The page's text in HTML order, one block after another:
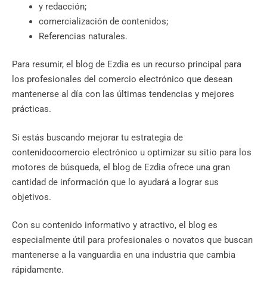
y redacción;
comercialización de contenidos;
Referencias naturales.
Para resumir, el blog de Ezdia es un recurso principal para
los profesionales del comercio electrónico que desean
mantenerse al día con las últimas tendencias y mejores
prácticas.
Si estás buscando mejorar tu estrategia de
contenidocomercio electrónico u optimizar su sitio para los
motores de búsqueda, el blog de Ezdia ofrece una gran
cantidad de información que lo ayudará a lograr sus
objetivos.
Con su contenido informativo y atractivo, el blog es
especialmente útil para profesionales o novatos que buscan
mantenerse a la vanguardia en una industria que cambia
rápidamente.